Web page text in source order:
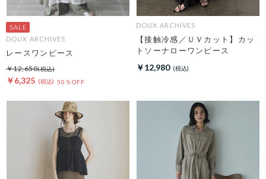
DOUX ARCHIVES
レースワンピース
￥6,325 50％OFF
￥12,650
DOUX ARCHIVES
【接触冷感／ＵＶカット】カッ
トソーナローワンピース
￥12,980